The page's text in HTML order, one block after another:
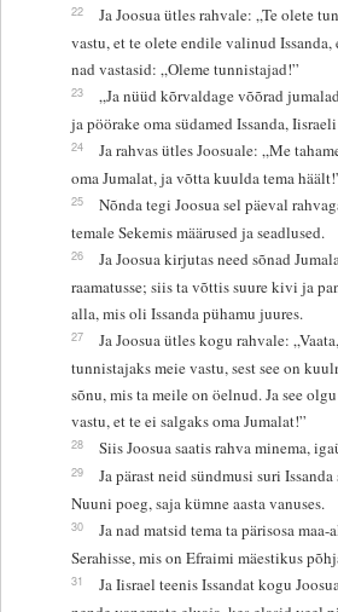
22
Ja Joosua ütles rahvale: „Te olete
vastu, et te olete endile valinud Issanda,
nad vastasid: „Oleme tunnistajad!”
23
„Ja nüüd kõrvaldage võõrad
ja pöörake oma südamed Issanda,
24
Ja rahvas ütles Joosuale: „Me
oma Jumalat, ja võtta kuulda tema
25
Nõnda tegi Joosua sel päeval
temale Sekemis määrused ja seadlused.
26
Ja Joosua kirjutas need sõnad
raamatusse; siis ta võttis suure kivi ja
alla, mis oli Issanda pühamu juures.
27
Ja Joosua ütles kogu rahvale:
tunnistajaks meie vastu, sest see on
sõnu, mis ta meile on öelnud. Ja see
vastu, et te ei salgaks oma Jumalat!”
28 Siis Joosua saatis rahva minema,
29
Ja pärast neid sündmusi suri Issanda
Nuuni poeg, saja kümne aasta vanuses.
30
Ja nad matsid tema ta pärisosa
Serahisse, mis on Efraimi mäestikus
31
Ja Iisrael teenis Issandat kogu